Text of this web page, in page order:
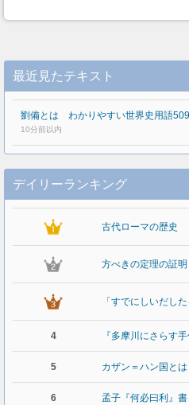
最近見たテキスト
劉備とは わかりやすい世界史用語509
10分前以内
デイリーランキング
古代ローマの歴史
方べきの定理の証明
「すでにしいだし
4 『多摩川にさらす
5 カザン＝ハン国と
6 孟子『何必曰利』